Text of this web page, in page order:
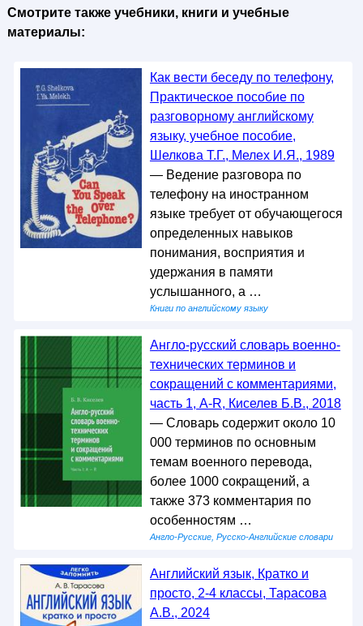
Смотрите также учебники, книги и учебные
материалы:
Как вести беседу по телефону,
Практическое пособие по
разговорному английскому
языку, учебное пособие,
Шелкова Т.Г., Мелех И.Я., 1989
— Ведение разговора по
телефону на иностранном
языке требует от обучающегося
определенных навыков
понимания, восприятия и
удержания в памяти
услышанного, а …
Книги по английскому языку
Англо-русский словарь военно-
технических терминов и
сокращений с комментариями,
часть 1, A-R, Киселев Б.В., 2018
— Словарь содержит около 10
000 терминов по основным
темам военного перевода,
более 1000 сокращений, а
также 373 комментария по
особенностям …
Англо-Русские, Русско-Английские словари
Английский язык, Кратко и
просто, 2-4 классы, Тарасова
А.В., 2024